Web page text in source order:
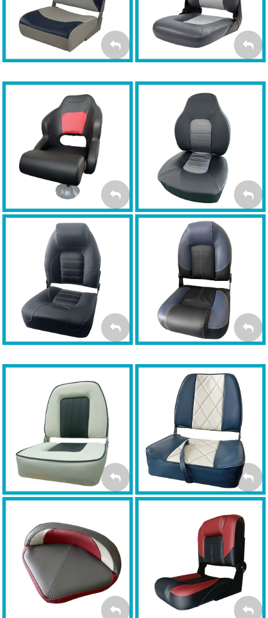
FOTELE
NAVISTYLE
MYBOAT Economy Plus
ECONOMY PLUS
MYBOAT Economy
ECONOMY
MYBOAT Casting
FOTELE
SPINNING
MYBOAT BASS Premium
BASS PREMIUM